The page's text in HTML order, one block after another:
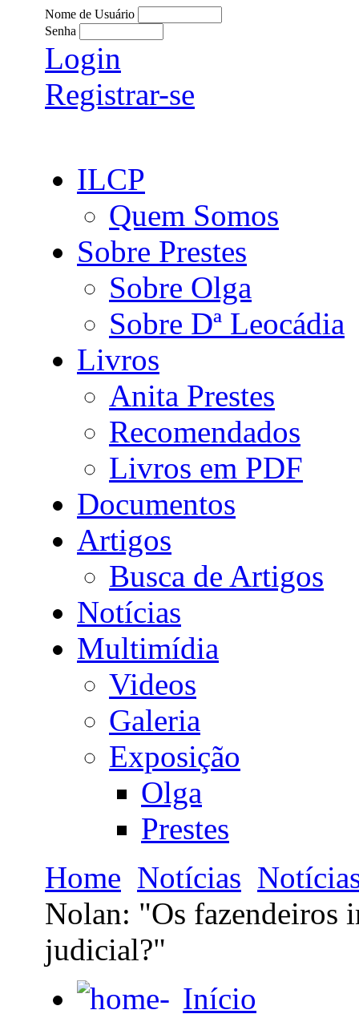
Nome de Usuário
Senha
Login
Registrar-se
ILCP
Quem Somos
Sobre Prestes
Sobre Olga
Sobre Dª Leocádia
Livros
Anita Prestes
Recomendados
Livros em PDF
Documentos
Artigos
Busca de Artigos
Notícias
Multimídia
Videos
Galeria
Exposição
Olga
Prestes
Home Notícias
Nolan: "Os fazendeiros
judicial?"
Início